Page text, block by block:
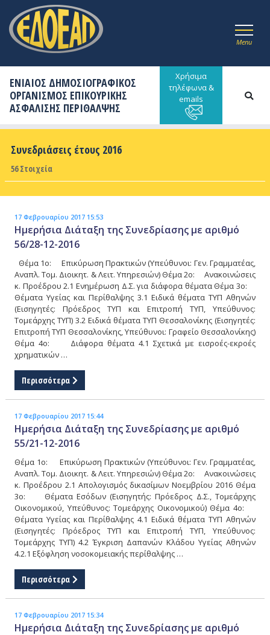
Menu
ΕΝΙΑΙΟΣ ΔΗΜΟΣΙΟΓΡΑΦΙΚΟΣ
ΟΡΓΑΝΙΣΜΟΣ ΕΠΙΚΟΥΡΙΚΗΣ
ΑΣΦΑΛΙΣΗΣ ΠΕΡΙΘΑΛΨΗΣ
Χρήσιμα
τηλέφωνα &
emails
Συνεδριάσεις έτους 2016
56 Στοιχεία
17 Φεβρουαρίου 2017 15:53
Ημερήσια Διάταξη της Συνεδρίασης με αριθμό
56/28-12-2016
Θέμα 1ο: Επικύρωση Πρακτικών (Υπεύθυνοι: Γεν. Γραμματέας,
Αναπλ. Τομ. Διοικητ. & Λειτ. Υπηρεσιών) Θέμα 2ο: Ανακοινώσεις
κ. Προέδρου 2.1 Ενημέρωση Δ.Σ. για διάφορα θέματα Θέμα 3ο:
Θέματα Υγείας και Περίθαλψης 3.1 Ειδικά θέματα ΤΥΠ Αθηνών
(Εισηγητές: Πρόεδρος ΤΥΠ και Επιτροπή ΤΥΠ, Υπεύθυνος:
Τομεάρχης ΤΥΠ) 3.2 Ειδικά θέματα ΤΥΠ Θεσσαλονίκης (Εισηγητές:
Επιτροπή ΤΥΠ Θεσσαλονίκης, Υπεύθυνοι: Γραφείο Θεσσαλονίκης)
Θέμα 4ο: Διάφορα θέματα 4.1 Σχετικά με εισροές-εκροές
χρηματικών …
Περισσότερα
17 Φεβρουαρίου 2017 15:44
Ημερήσια Διάταξη της Συνεδρίασης με αριθμό
55/21-12-2016
Θέμα 1ο: Επικύρωση Πρακτικών (Υπεύθυνοι: Γεν. Γραμματέας,
Αναπλ. Τομ. Διοικητ. & Λειτ. Υπηρεσιών) Θέμα 2ο: Ανακοινώσεις
κ. Προέδρου 2.1 Απολογισμός δικασίμων Νοεμβρίου 2016 Θέμα
3ο: Θέματα Εσόδων (Εισηγητής: Πρόεδρος Δ.Σ., Τομεάρχης
Οικονομικού, Υπεύθυνος: Τομεάρχης Οικονομικού) Θέμα 4ο:
Θέματα Υγείας και Περίθαλψης 4.1 Ειδικά θέματα ΤΥΠ Αθηνών
(Εισηγητές: Πρόεδρος ΤΥΠ και Επιτροπή ΤΥΠ, Υπεύθυνος:
Τομεάρχης ΤΥΠ) 4.2 Έγκριση Δαπανών Κλάδου Υγείας Αθηνών
4.2.1 Εξόφληση νοσοκομειακής περίθαλψης …
Περισσότερα
17 Φεβρουαρίου 2017 15:34
Ημερήσια Διάταξη της Συνεδρίασης με αριθμό